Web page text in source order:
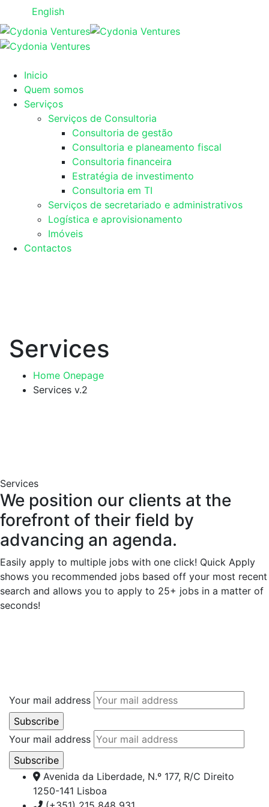
English
Inicio
Quem somos
Serviços
Serviços de Consultoria
Consultoria de gestão
Consultoria e planeamento fiscal
Consultoria financeira
Estratégia de investimento
Consultoria em TI
Serviços de secretariado e administrativos
Logística e aprovisionamento
Imóveis
Contactos
Services
Home Onepage
Services v.2
Services
We position our clients at the
forefront of their field by
advancing an agenda.
Easily apply to multiple jobs with one click! Quick Apply
shows you recommended jobs based off your most recent
search and allows you to apply to 25+ jobs in a matter of
seconds!
Your mail address
Your mail address
Avenida da Liberdade, N.º 177, R/C Direito
1250-141 Lisboa